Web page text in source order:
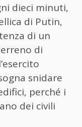
dieci minuti,
di Putin,
di un
di
snidare
perché i
dei civili